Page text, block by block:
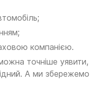
компанією.
точніше уявити,
А ми збережемо